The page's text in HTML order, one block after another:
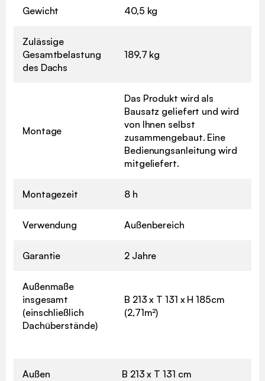
Gewicht 40,5 kg
Zulässige
Gesamtbelastung
des Dachs
189,7 kg
Montage
Das Produkt wird als
Bausatz geliefert und wird
von Ihnen selbst
zusammengebaut. Eine
Bedienungsanleitung wird
mitgeliefert.
Montagezeit 8 h
Verwendung Außenbereich
Garantie 2 Jahre
Außenmaße
insgesamt
(einschließlich
Dachüberstände)
B 213 x T 131 x H 185cm
(2,71m²)
Außen B 213 x T 131 cm